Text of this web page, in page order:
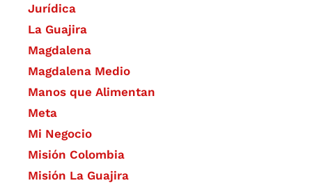
Jurídica
La Guajira
Magdalena
Magdalena Medio
Manos que Alimentan
Meta
Mi Negocio
Misión Colombia
Misión La Guajira